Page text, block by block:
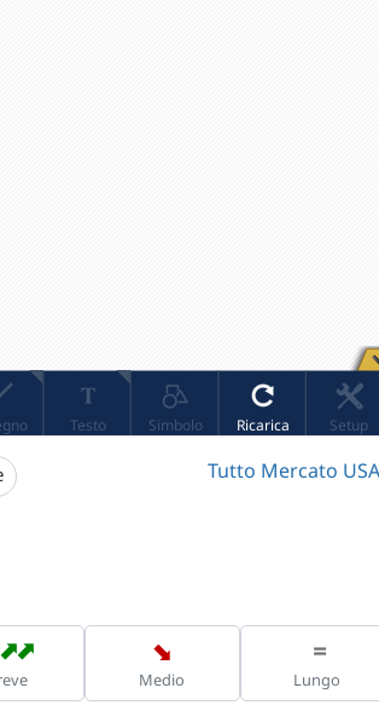
Tutto Mercato
➡ ➡
Medio
=
Lungo